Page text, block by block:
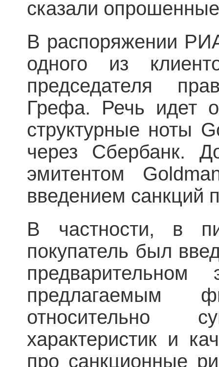
сказали
В распоряжении
одного из
председателя
Грефа. Речь идет
структурные ноты
через Сбербанк.
эмитентом
введением санкций
В частности, в
покупатель был
предлагаемым
относительно
характеристик и
про санкционные